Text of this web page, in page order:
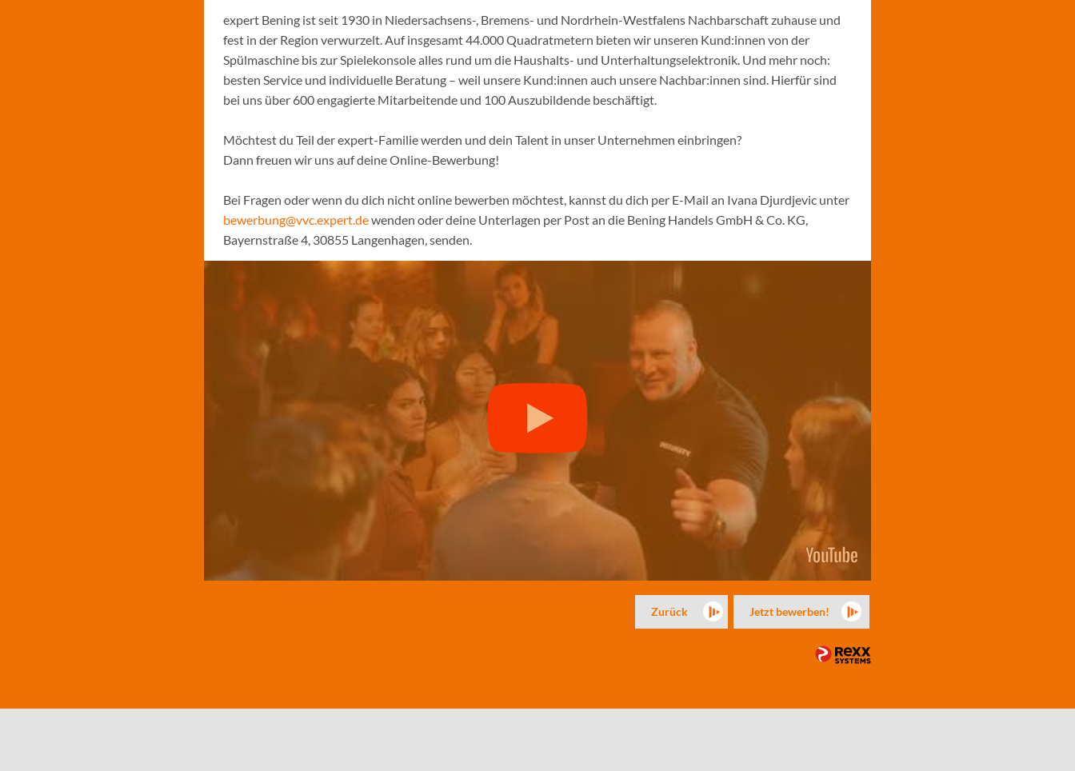
expert Bening ist seit 1930 in Niedersachsens-, Bremens- und Nordrhein-Westfalens Nachbarschaft zuhause und
fest in der Region verwurzelt. Auf insgesamt 44.000 Quadratmetern bieten wir unseren Kund:innen von der
Spülmaschine bis zur Spielekonsole alles rund um die Haushalts- und Unterhaltungselektronik. Und mehr noch:
besten Service und individuelle Beratung – weil unsere Kund:innen auch unsere Nachbar:innen sind. Hierfür sind
bei uns über 600 engagierte Mitarbeitende und 100 Auszubildende beschäftigt.
Möchtest du Teil der expert-Familie werden und dein Talent in unser Unternehmen einbringen?
Dann freuen wir uns auf deine Online-Bewerbung!
Bei Fragen oder wenn du dich nicht online bewerben möchtest, kannst du dich per E-Mail an Ivana Djurdjevic unter
bewerbung@vvc.expert.dewenden oder deine Unterlagen per Post an die Bening Handels GmbH & Co. KG,
Bayernstraße 4, 30855 Langenhagen, senden.
Zurück Jetzt bewerben!